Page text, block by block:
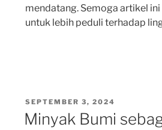
mendatang. Semoga artikel
untuk lebih peduli terhadap
POSTED
ON
SEPTEMBER 3, 2024
Minyak Bumi